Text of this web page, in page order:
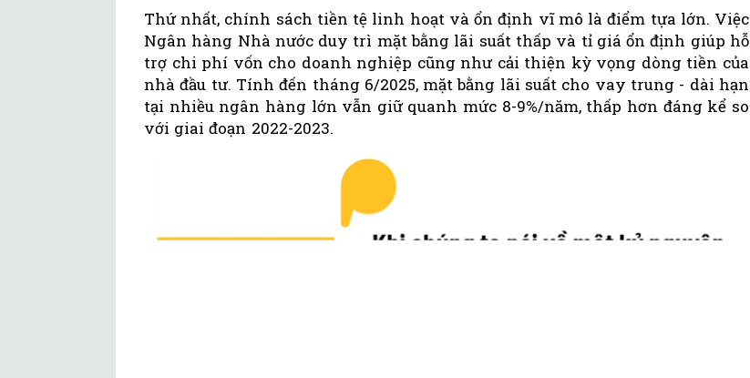
Thứ nhất, chính sách tiền tệ linh hoạt và ổn định vĩ mô là điểm tựa lớn. Việc
Ngân hàng Nhà nước duy trì mặt bằng lãi suất thấp và tỉ giá ổn định giúp hỗ
trợ chi phí vốn cho doanh nghiệp cũng như cải thiện kỳ vọng dòng tiền của
nhà đầu tư. Tính đến tháng 6/2025, mặt bằng lãi suất cho vay trung - dài hạn
tại nhiều ngân hàng lớn vẫn giữ quanh mức 8-9%/năm, thấp hơn đáng kể so
với giai đoạn 2022-2023.